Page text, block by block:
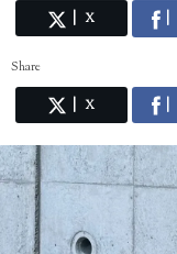
X
Share
X